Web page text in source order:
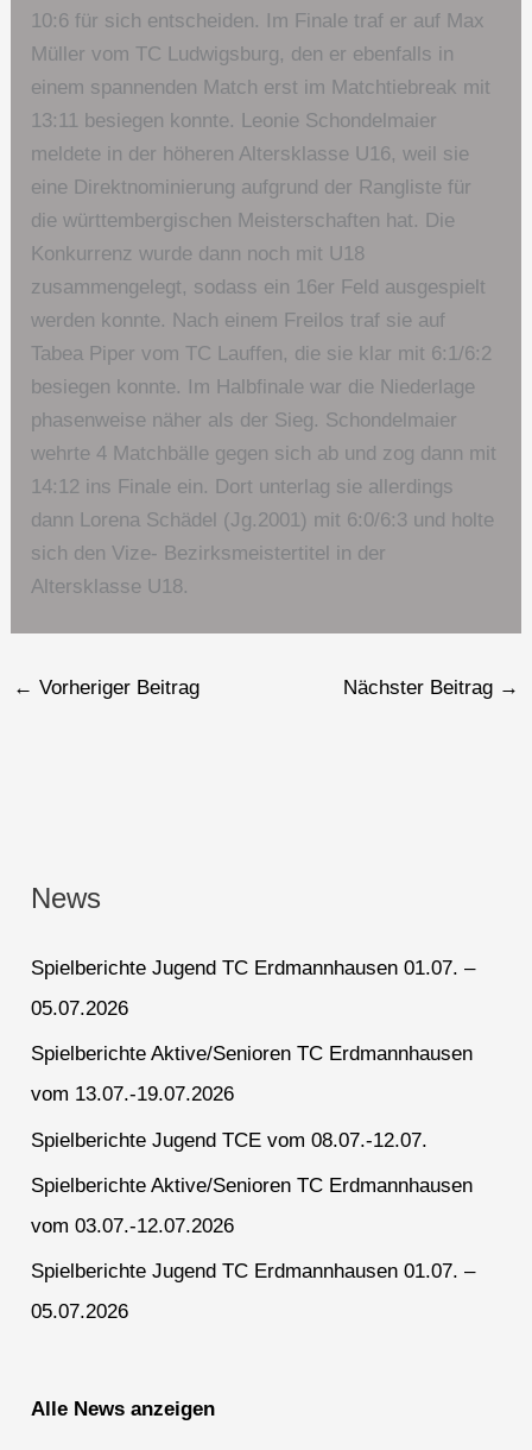
10:6 für sich entscheiden. Im Finale traf er auf Max
Müller vom TC Ludwigsburg, den er ebenfalls in
einem spannenden Match erst im Matchtiebreak mit
13:11 besiegen konnte. Leonie Schondelmaier
meldete in der höheren Altersklasse U16, weil sie
eine Direktnominierung aufgrund der Rangliste für
die württembergischen Meisterschaften hat. Die
Konkurrenz wurde dann noch mit U18
zusammengelegt, sodass ein 16er Feld ausgespielt
werden konnte. Nach einem Freilos traf sie auf
Tabea Piper vom TC Lauffen, die sie klar mit 6:1/6:2
besiegen konnte. Im Halbfinale war die Niederlage
phasenweise näher als der Sieg. Schondelmaier
wehrte 4 Matchbälle gegen sich ab und zog dann mit
14:12 ins Finale ein. Dort unterlag sie allerdings
dann Lorena Schädel (Jg.2001) mit 6:0/6:3 und holte
sich den Vize- Bezirksmeistertitel in der
Altersklasse U18.
← Vorheriger Beitrag Nächster Beitrag →
News
Spielberichte Jugend TC Erdmannhausen 01.07. –
05.07.2026
Spielberichte Aktive/Senioren TC Erdmannhausen
vom 13.07.-19.07.2026
Spielberichte Jugend TCE vom 08.07.-12.07.
Spielberichte Aktive/Senioren TC Erdmannhausen
vom 03.07.-12.07.2026
Spielberichte Jugend TC Erdmannhausen 01.07. –
05.07.2026
Alle News anzeigen